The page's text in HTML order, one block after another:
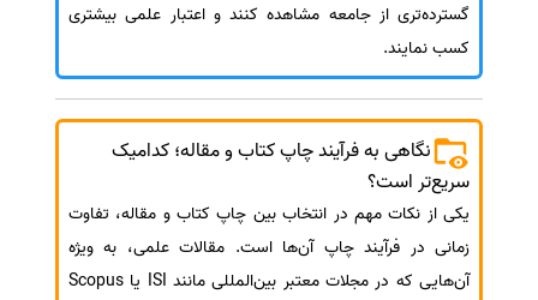
گسترده‌تری از جامعه مشاهده کنند و اعتبار علمی بیشتری
کسب نمایند.
نگاهی به فرآیند چاپ کتاب و مقاله؛ کدامیک
سریع‌تر است؟
یکی از نکات مهم در انتخاب بین چاپ کتاب و مقاله، تفاوت
زمانی در فرآیند چاپ آن‌ها است. مقالات علمی، به ویژه
آن‌هایی که در مجلات معتبر بین‌المللی مانند ISI یا Scopus